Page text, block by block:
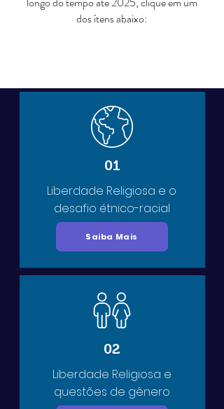
dos ítens abaixo:
01
Liberdade Religiosa e o
desafio étnico-racial
Saiba Mais
02
Liberdade Religiosa e
questões de gênero